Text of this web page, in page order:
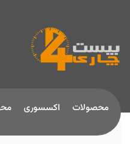
محصولات اکسسوری